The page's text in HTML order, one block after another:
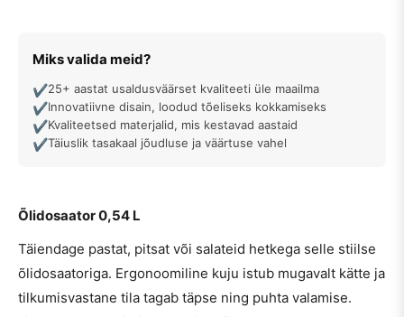
Miks valida meid?
✔25+ aastat usaldusväärset kvaliteeti üle maailma
✔Innovatiivne disain, loodud tõeliseks kokkamiseks
✔Kvaliteetsed materjalid, mis kestavad aastaid
✔Täiuslik tasakaal jõudluse ja väärtuse vahel
Õlidosaator 0,54 L
Täiendage pastat, pitsat või salateid hetkega selle stiilse
õlidosaatoriga. Ergonoomiline kuju istub mugavalt kätte ja
tilkumisvastane tila tagab täpse ning puhta valamise.